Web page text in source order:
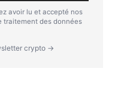
avoir lu et accepté nos
traitement des données
crypto →